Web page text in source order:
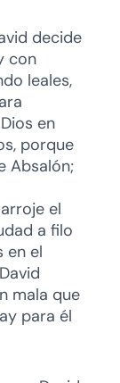
decide
con
leales,
en
porque
Absalón;
el
a filo
en el
mala que
para él